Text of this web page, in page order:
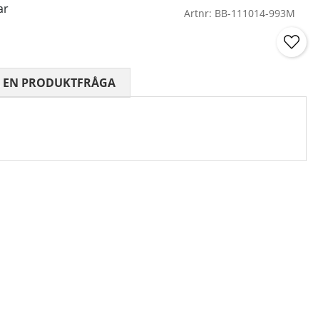
Artnr: BB-111014-993M
0 AV 5 ANTAL BETYG 0
EN PRODUKTFRÅGA